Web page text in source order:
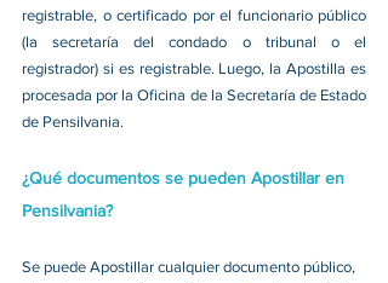
registrable, o certificado por el funcionario público
(la secretaría del condado o tribunal o el
registrador) si es registrable. Luego, la Apostilla es
procesada por la Oficina de la Secretaría de Estado
de Pensilvania.
¿Qué documentos se pueden Apostillar en
Pensilvania?
Se puede Apostillar cualquier documento público,